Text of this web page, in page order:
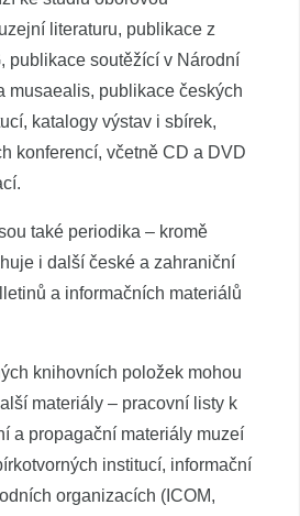
literaturu, publikace z
publikace soutěžící v Národní
musaealis, publikace českých
katalogy výstav i sbírek,
konferencí, včetně CD a DVD
také periodika – kromě
i další české a zahraniční
a informačních materiálů
knihovních položek mohou
materiály – pracovní listy k
a propagační materiály muzeí
institucí, informační
organizacích (ICOM,